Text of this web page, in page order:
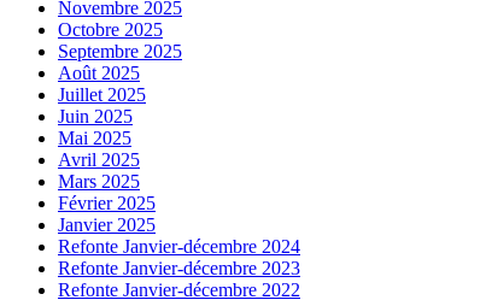
Novembre 2025
Octobre 2025
Septembre 2025
Août 2025
Juillet 2025
Juin 2025
Mai 2025
Avril 2025
Mars 2025
Février 2025
Janvier 2025
Refonte Janvier-décembre 2024
Refonte Janvier-décembre 2023
Refonte Janvier-décembre 2022